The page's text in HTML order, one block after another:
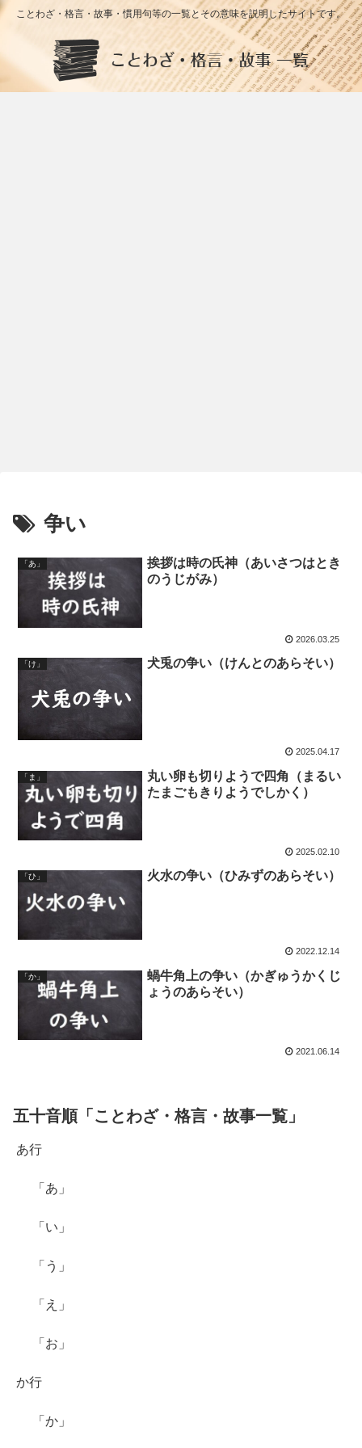
ことわざ・格言・故事・慣用句等の一覧とその意味を説明したサイトです。
争い
「あ」
挨拶は時の氏神（あいさつはとき
のうじがみ）
2026.03.25
「け」 犬兎の争い（けんとのあらそい）
2025.04.17
「ま」
丸い卵も切りようで四角（まるい
たまごもきりようでしかく）
2025.02.10
「ひ」 火水の争い（ひみずのあらそい）
2022.12.14
「か」
蝸牛角上の争い（かぎゅうかくじ
ょうのあらそい）
2021.06.14
五十音順「ことわざ・格言・故事一覧」
あ行
「あ」
「い」
「う」
「え」
「お」
か行
「か」